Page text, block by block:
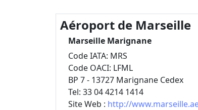
Aéroport de Marseille
Marseille Marignane
Code IATA: MRS
Code OACI: LFML
BP 7 - 13727 Marignane Cedex
Tel: 33 04 4214 1414
Site Web : http://